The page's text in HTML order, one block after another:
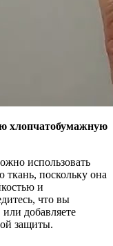
хлопчатобумажную
использовать
поскольку она
и
что вы
или добавляете
защиты.